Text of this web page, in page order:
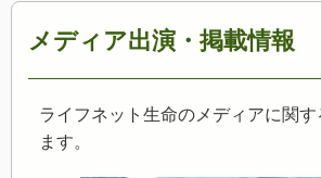
メディア出演・掲載情報
ライフネット生命のメディアに関
ます。